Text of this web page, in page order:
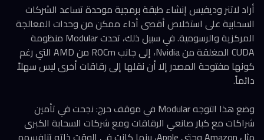
أراد لاتنر وديفيس إنشاء طبقة برمجية موحدة تساعد الشركات
السحابية على استخلاص أقصى أداء ممكن من وحدات المعالجة
المركزية والرسومية. في سبيل ذلك، تحدت Modular منظومة
CUDA المغلقة من Nvidia، إلى جانب ROCm من AMD التي رغم
كونها مفتوحة المصدر إلا أن نقلها إلى رقاقات أخرى ليس سهلاً
دائماً.
وضع هذا التوجه Modular في موقف حرج: نجحت في تأمين
شراكات مع كبار صانعي الرقاقات ومع شركات السحابة الكبرى